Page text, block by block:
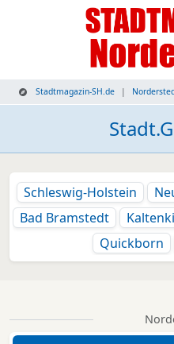
Stadtmagazin-SH.de
Schleswig-Holstein
Bad Bramstedt
Quickborn